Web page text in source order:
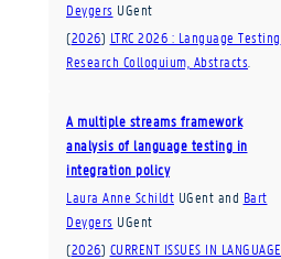
Deygers UGent
(2026) LTRC 2026 : Language Testing
Research Colloquium, Abstracts
A multiple streams framework
analysis of language testing in
integration policy
Laura Anne Schildt UGent and Bart
Deygers UGent
(2026) CURRENT ISSUES IN LANGUAGE